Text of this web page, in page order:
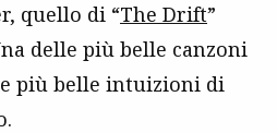
quello di “The Drift”
delle più belle canzoni
più belle intuizioni di